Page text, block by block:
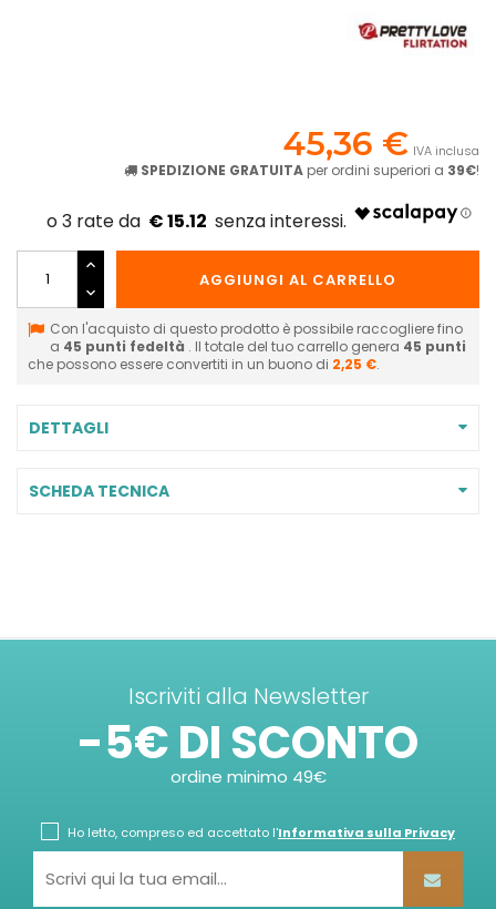
45,36 € IVA inclusa
SPEDIZIONE GRATUITA per ordini superiori a 39€!
€ 15.12
AGGIUNGI AL CARRELLO
Con l'acquisto di questo prodotto è possibile raccogliere fino
a 45 punti fedeltà . Il totale del tuo carrello genera 45 punti
che possono essere convertiti in un buono di 2,25 €.
DETTAGLI
SCHEDA TECNICA
Iscriviti alla Newsletter
-5€ DI SCONTO
ordine minimo 49€
Ho letto, compreso ed accettato l'Informativa sulla Privacy